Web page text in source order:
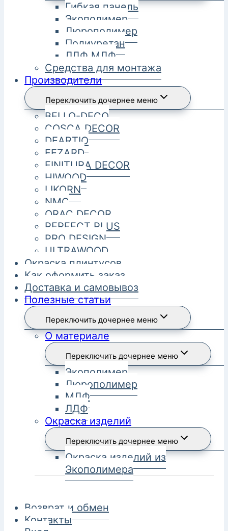
Гибкая панель
Экополимер
Дюрополимер
Полиуретан
ЛДФ МДФ
Средства для монтажа
Производители
Переключить дочернее меню
BELLO-DECO
COSCA DECOR
DEARTIO
FEZARD
FINITURA DECOR
HIWOOD
LIKORN
NMC
ORAC DECOR
PERFECT PLUS
PRO DESIGN
ULTRAWOOD
Окраска плинтусов
Как оформить заказ
Доставка и самовывоз
Полезные статьи
Переключить дочернее меню
О материале
Переключить дочернее меню
Экополимер
Дюрополимер
МДФ
ЛДФ
Окраска изделий
Переключить дочернее меню
Окраска изделий из
Экополимера
Возврат и обмен
Контакты